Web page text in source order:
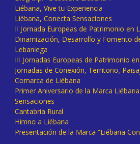
Liébana, Vive tu Experiencia
Liébana, Conecta Sensaciones
II Jornada Europeas de Patrimonio en
Dinamización, Desarrollo y Fomento
Lebaniega
III Jornadas Europeas de Patrimonio
Jornadas de Conexión, Territorio,
Comarca de Liébana
Primer Aniversario de la Marca
Sensaciones
Cantabria Rural
Himno a Liébana
Presentación de la Marca “Liébana